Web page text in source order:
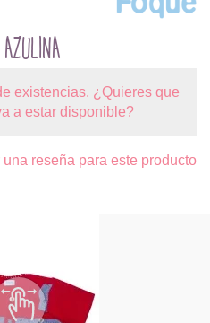
existencias. ¿Quieres que
a estar disponible?
reseña para este producto